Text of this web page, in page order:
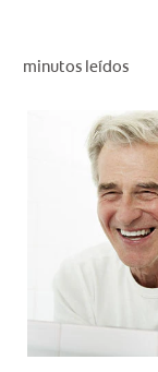
minutos leídos